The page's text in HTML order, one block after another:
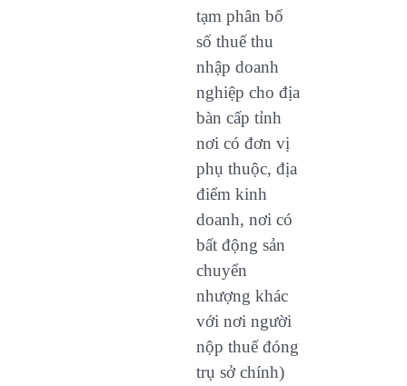
tạm phân bổ
số thuế thu
nhập doanh
nghiệp cho địa
bàn cấp tỉnh
nơi có đơn vị
phụ thuộc, địa
điểm kinh
doanh, nơi có
bất động sản
chuyển
nhượng khác
với nơi người
nộp thuế đóng
trụ sở chính)